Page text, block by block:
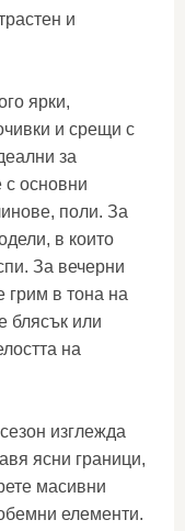
и
ярки,
и срещи с
за
с основни
поли. За
в които
За вечерни
грим в тона на
блясък или
на
изглежда
ясни граници,
масивни
елементи.